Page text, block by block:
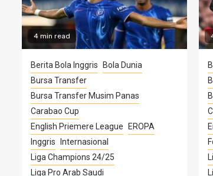
4 min read
Berita Bola Inggris
Bola Dunia
Bursa Transfer
Bursa Transfer Musim Panas
Carabao Cup
English Priemere League
EROPA
Inggris
Internasional
Liga Champions 24/25
Liga Pro Arab Saudi